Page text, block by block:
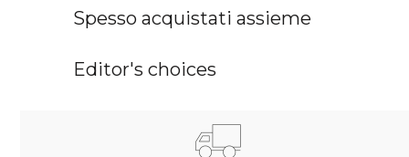
Spesso acquistati assieme
Editor's choices